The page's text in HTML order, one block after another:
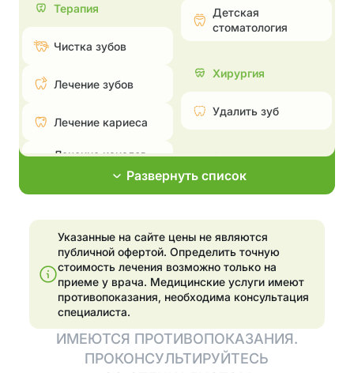
Терапия
Чистка зубов
Лечение зубов
Лечение кариеса
Лечение каналов —
периодонтита
Эстетические
реставрации
Отбелить зубы
Имплантация
Детская
стоматология
Хирургия
Удалить зуб
Эстетическая
стоматология
Поставить брекеты,
Эстетические
реставрации
Отбелить зубы
элайнеров
Развернуть список
Указанные на сайте цены не являются
публичной офертой. Определить точную
стоимость лечения возможно только на
приеме у врача. Медицинские услуги имеют
противопоказания, необходима консультация
специалиста.
ИМЕЮТСЯ ПРОТИВОПОКАЗАНИЯ.
ПРОКОНСУЛЬТИРУЙТЕСЬ